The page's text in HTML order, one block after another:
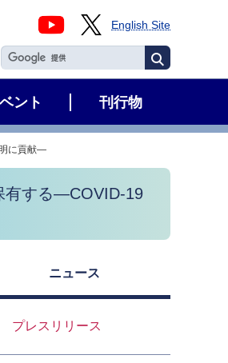
English Site
ント 刊行物
に貢献―
有する―COVID-19
ニュース
プレスリリース